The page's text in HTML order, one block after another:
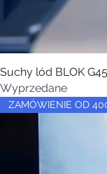
Suchy lód BLOK
Wyprzedane
ZAMÓWIENIE OD